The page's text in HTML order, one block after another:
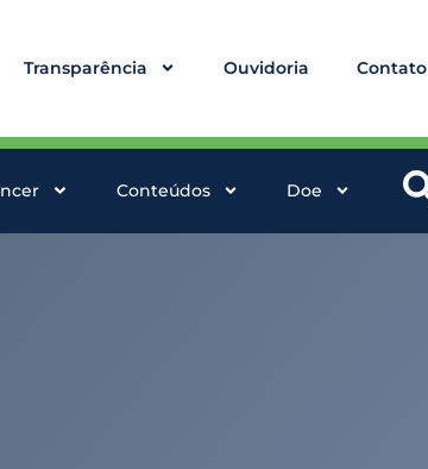
Transparência Ouvidoria Contato
Conteúdos Doe